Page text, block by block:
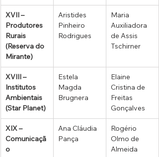
XVII –
Produtores
Rurais
(Reserva do
Mirante)
Aristides
Pinheiro
Rodrigues
Maria
Auxiliadora
de Assis
Tschirner
XVIII –
Institutos
Ambientais
(Star Planet)
Estela
Magda
Brugnera
Elaine
Cristina de
Freitas
Gonçalves
XIX –
Comunicaçã
o
Ana Cláudia
Pança
Rogério
Olmo de
Almeida